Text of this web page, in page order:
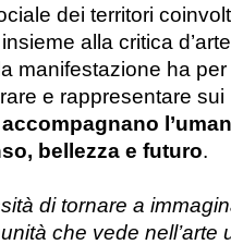
dei territori
insieme alla critica
manifestazione ha per
e rappresentare
bellezza e futuro.
di tornare a
che vede nell’arte